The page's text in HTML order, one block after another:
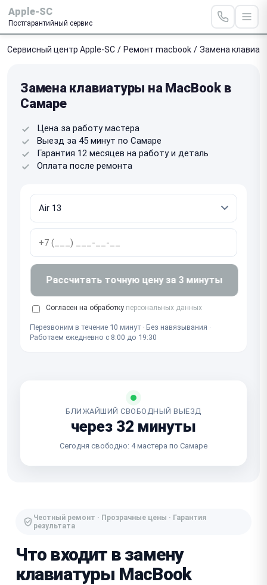
Apple-SC
Постгарантийный сервис
Сервисный центр Apple-SC / Ремонт macbook / Замена
Замена клавиатуры на MacBook в
Самаре
Цена за работу мастера
Выезд за 45 минут по Самаре
Гарантия 12 месяцев на работу и деталь
Оплата после ремонта
Рассчитать точную цену за 3 минуты
Согласен на обработку персональных данных
Перезвоним в течение 10 минут · Без навязывания ·
Работаем ежедневно с 8:00 до 19:30
БЛИЖАЙШИЙ СВОБОДНЫЙ ВЫЕЗД
через 32 минуты
Сегодня свободно: 4 мастера по Самаре
Честный ремонт · Прозрачные цены · Гарантия
результата
Что входит в замену
клавиатуры MacBook